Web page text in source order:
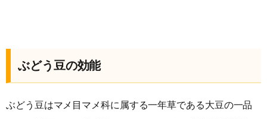
ぶどう豆の効能
ぶどう豆はマメ目マメ科に属する一年草である大豆の一品